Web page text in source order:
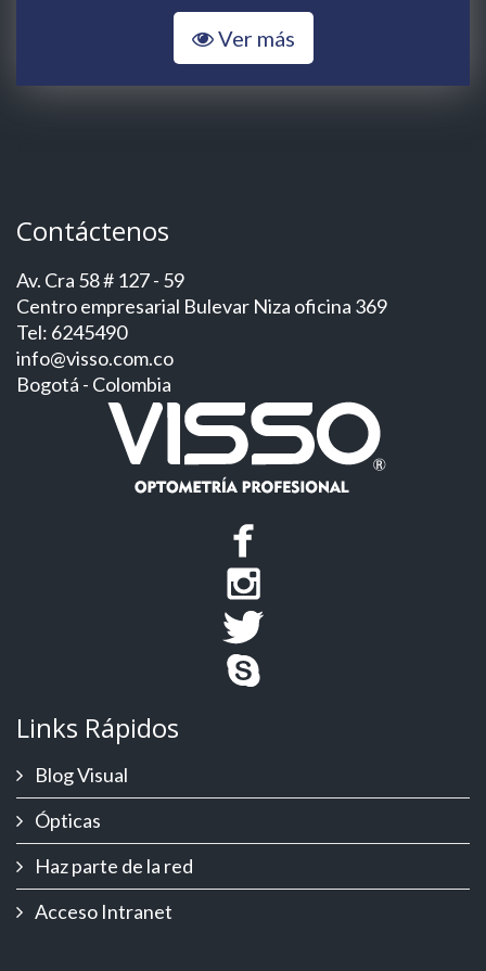
Ver más
Contáctenos
Av. Cra 58 # 127 - 59
Centro empresarial Bulevar Niza oficina 369
Tel: 6245490
info@visso.com.co
Bogotá - Colombia
Links Rápidos
Blog Visual
Ópticas
Haz parte de la red
Acceso Intranet